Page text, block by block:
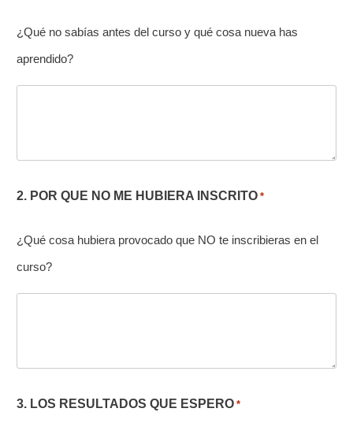
¿Qué no sabías antes del curso y qué cosa nueva has
aprendido?
2. POR QUE NO ME HUBIERA INSCRITO *
¿Qué cosa hubiera provocado que NO te inscribieras en el
curso?
3. LOS RESULTADOS QUE ESPERO *